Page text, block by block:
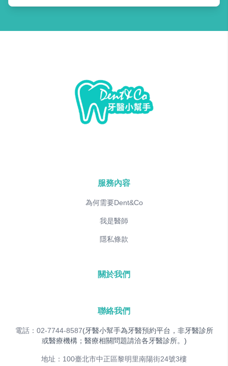
服務內容
為何需要Dent&Co
我是醫師
隱私條款
關於我們
聯絡我們
電話：02-7744-8587(牙醫小幫手為牙醫預約平台，非牙醫診所
或醫療機構；醫療相關問題請洽各牙醫診所。)
地址：100臺北市中正區黎明里南陽街24號3樓